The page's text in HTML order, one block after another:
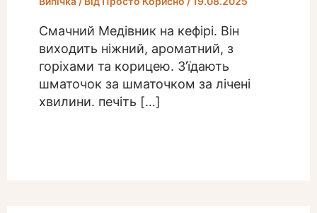
Смачний Медівник на кефірі. Він
виходить ніжний, ароматний, з
горіхами та корицею. З’їдають
шматочок за шматочком за лічені
хвилини. печіть […]